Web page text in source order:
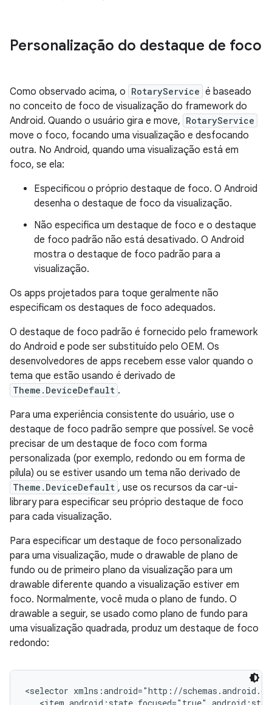
Personalização do destaque de foco
Como observado acima, o RotaryService é baseado
no conceito de foco de visualização do framework do
Android. Quando o usuário gira e move, RotaryService
move o foco, focando uma visualização e desfocando
outra. No Android, quando uma visualização está em
foco, se ela:
Especificou o próprio destaque de foco. O Android
desenha o destaque de foco da visualização.
Não especifica um destaque de foco e o destaque
de foco padrão não está desativado. O Android
mostra o destaque de foco padrão para a
visualização.
Os apps projetados para toque geralmente não
especificam os destaques de foco adequados.
O destaque de foco padrão é fornecido pelo framework
do Android e pode ser substituído pelo OEM. Os
desenvolvedores de apps recebem esse valor quando o
tema que estão usando é derivado de
Theme.DeviceDefault .
Para uma experiência consistente do usuário, use o
destaque de foco padrão sempre que possível. Se você
precisar de um destaque de foco com forma
personalizada (por exemplo, redondo ou em forma de
pílula) ou se estiver usando um tema não derivado de
Theme.DeviceDefault , use os recursos da car-ui-
library para especificar seu próprio destaque de foco
para cada visualização.
Para especificar um destaque de foco personalizado
para uma visualização, mude o drawable de plano de
fundo ou de primeiro plano da visualização para um
drawable diferente quando a visualização estiver em
foco. Normalmente, você muda o plano de fundo. O
drawable a seguir, se usado como plano de fundo para
uma visualização quadrada, produz um destaque de foco
redondo:
<selector xmlns:android="http://